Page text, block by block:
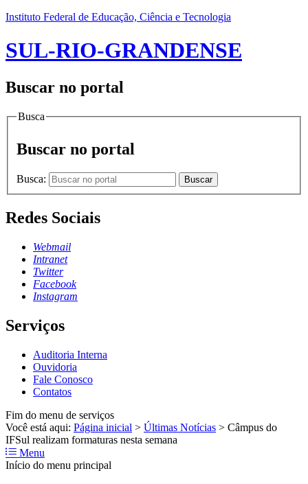
Instituto Federal de Educação, Ciência e Tecnologia
SUL-RIO-GRANDENSE
Buscar no portal
Busca
Buscar no portal
Busca: Buscar
Redes Sociais
Webmail
Intranet
Twitter
Facebook
Instagram
Serviços
Auditoria Interna
Ouvidoria
Fale Conosco
Contatos
Fim do menu de serviços
Você está aqui: Página inicial > Últimas Notícias > Câmpus do
IFSul realizam formaturas nesta semana
Menu
Início do menu principal